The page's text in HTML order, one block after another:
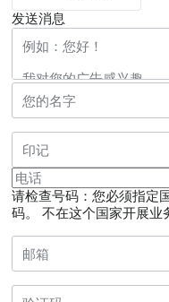
发送消息
请检查号码：您必须指定
码。
不在这个国家开展业